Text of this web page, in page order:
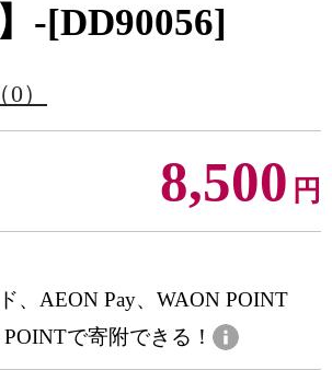
-[DD90056]
（0）
8,500 円
、AEON Pay、WAON POINT
で寄附できる！